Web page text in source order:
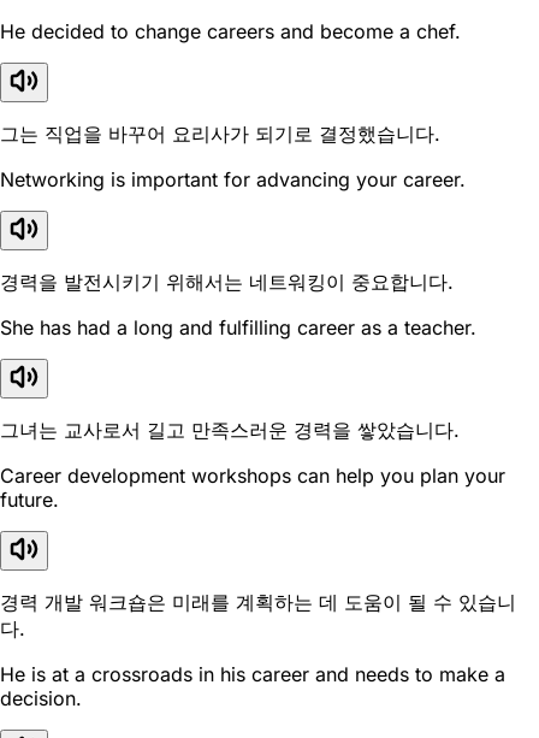
He decided to change careers and become a chef.
그는 직업을 바꾸어 요리사가 되기로 결정했습니다.
Networking is important for advancing your career.
경력을 발전시키기 위해서는 네트워킹이 중요합니다.
She has had a long and fulfilling career as a teacher.
그녀는 교사로서 길고 만족스러운 경력을 쌓았습니다.
Career development workshops can help you plan your
future.
경력 개발 워크숍은 미래를 계획하는 데 도움이 될 수 있습니
다.
He is at a crossroads in his career and needs to make a
decision.